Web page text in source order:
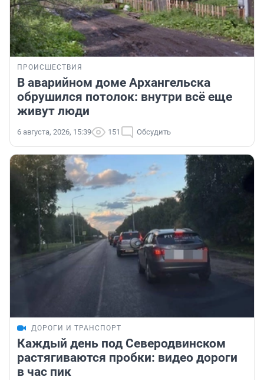
ПРОИСШЕСТВИЯ
В аварийном доме Архангельска
обрушился потолок: внутри всё еще
живут люди
6 августа, 2026, 15:39 151 Обсудить
ДОРОГИ И ТРАНСПОРТ
Каждый день под Северодвинском
растягиваются пробки: видео дороги
в час пик